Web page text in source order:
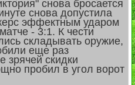
снова бросается
снова допустила
эффектным ударом
- 3:1. К чести
складывать оружие,
еще раз
зрячей скидки
пробил в угол ворот